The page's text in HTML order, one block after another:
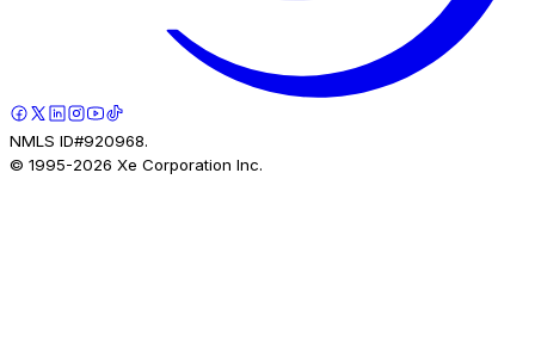
NMLS ID#920968.
© 1995-2026 Xe Corporation Inc.